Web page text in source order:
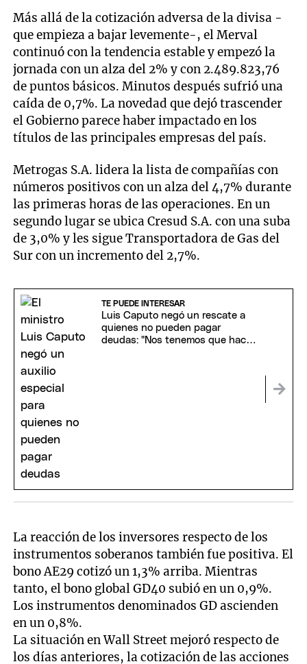
Más allá de la cotización adversa de la divisa -
que empieza a bajar levemente-, el Merval
continuó con la tendencia estable y empezó la
jornada con un alza del 2% y con 2.489.823,76
de puntos básicos. Minutos después sufrió una
caída de 0,7%. La novedad que dejó trascender
el Gobierno parece haber impactado en los
títulos de las principales empresas del país.
Metrogas S.A. lidera la lista de compañías con
números positivos con un alza del 4,7% durante
las primeras horas de las operaciones. En un
segundo lugar se ubica Cresud S.A. con una suba
de 3,0% y les sigue Transportadora de Gas del
Sur con un incremento del 2,7%.
TE PUEDE INTERESAR
Luis Caputo negó un rescate a
quienes no pueden pagar
deudas: "Nos tenemos que hacer
La reacción de los inversores respecto de los
instrumentos soberanos también fue positiva. El
bono AE29 cotizó un 1,3% arriba. Mientras
tanto, el bono global GD40 subió en un 0,9%.
Los instrumentos denominados GD ascienden
en un 0,8%.
La situación en Wall Street mejoró respecto de
los días anteriores, la cotización de las acciones